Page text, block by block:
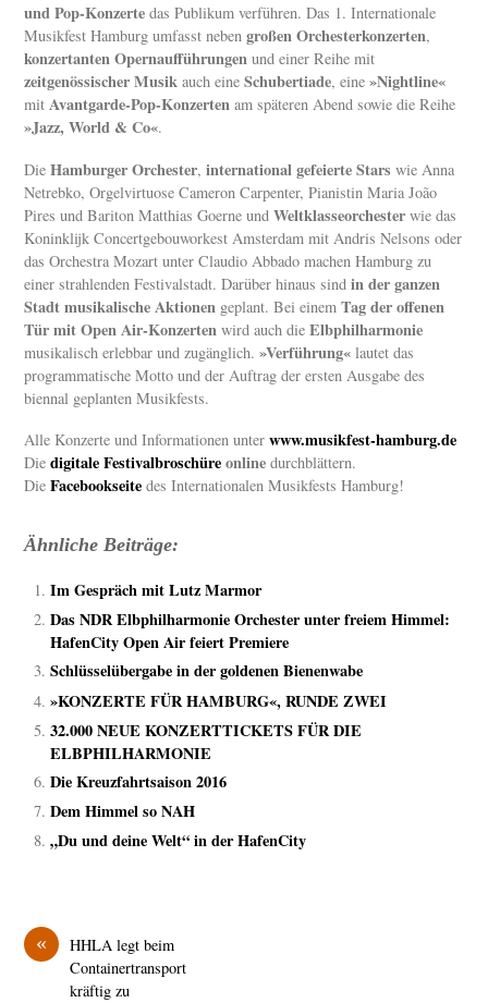
und Pop-Konzerte das Publikum verführen. Das 1. Internationale
Musikfest Hamburg umfasst nebengroßen Orchesterkonzerten,
konzertanten Opernaufführungen und einer Reihe mit
zeitgenössischer Musik auch eineSchubertiade, eine»Nightline«
mitAvantgarde-Pop-Konzerten am späteren Abend sowie die Reihe
»Jazz, World & Co«.
DieHamburger Orchester,international gefeierte Stars wie Anna
Netrebko, Orgelvirtuose Cameron Carpenter, Pianistin Maria João
Pires und Bariton Matthias Goerne undWeltklasseorchester wie das
Koninklijk Concertgebouworkest Amsterdam mit Andris Nelsons oder
das Orchestra Mozart unter Claudio Abbado machen Hamburg zu
einer strahlenden Festivalstadt. Darüber hinaus sindin der ganzen
Stadt musikalische Aktionen geplant. Bei einemTag der offenen
Tür mit Open Air-Konzerten wird auch dieElbphilharmonie
musikalisch erlebbar und zugänglich.»Verführung« lautet das
programmatische Motto und der Auftrag der ersten Ausgabe des
biennal geplanten Musikfests.
Alle Konzerte und Informationen unter www.musikfest-hamburg.de
Diedigitale Festivalbroschüre onlinedurchblättern.
DieFacebookseite des Internationalen Musikfests Hamburg!
Ähnliche Beiträge:
Im Gespräch mit Lutz Marmor
Das NDR Elbphilharmonie Orchester unter freiem Himmel:
HafenCity Open Air feiert Premiere
Schlüsselübergabe in der goldenen Bienenwabe
»KONZERTE FÜR HAMBURG«, RUNDE ZWEI
32.000 NEUE KONZERTTICKETS FÜR DIE
ELBPHILHARMONIE
Die Kreuzfahrtsaison 2016
Dem Himmel so NAH
„Du und deine Welt“ in der HafenCity
«
HHLA legt beim
Containertransport
kräftig zu